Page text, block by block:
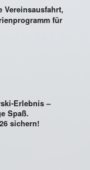
Vereinsausfahrt,
für
Erlebnis –
Spaß.
sichern!